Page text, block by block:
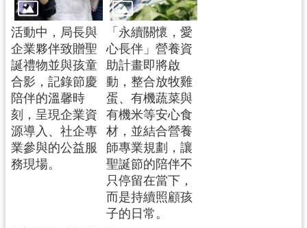
活動中，局長與
企業夥伴致贈聖
誕禮物並與孩童
合影，記錄節慶
陪伴的溫馨時
刻，呈現企業資
源導入、社企專
業參與的公益服
務現場。
「永續關懷，愛
心長伴」營養資
助計畫即將啟
動，整合放牧雞
蛋、有機蔬菜與
有機米等安心食
材，並結合營養
師專業規劃，讓
聖誕節的陪伴不
只停留在當下，
而是持續照顧孩
子的日常。